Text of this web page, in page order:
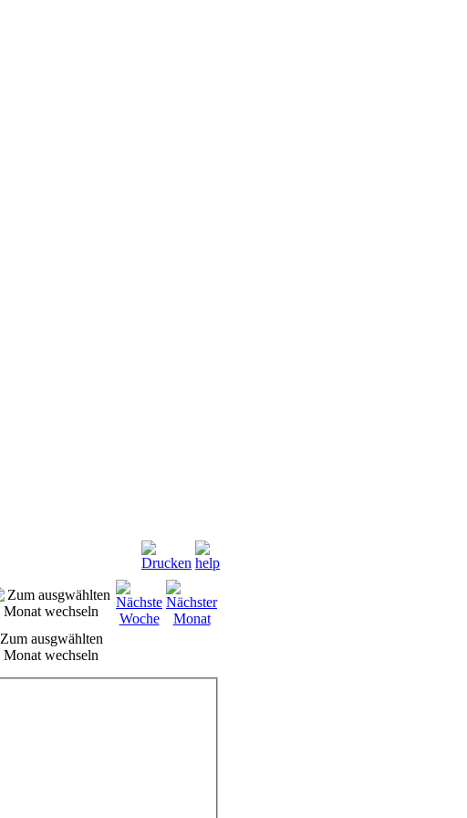
Zum ausgwählten
Monat wechseln